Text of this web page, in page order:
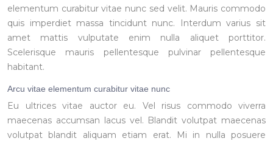
elementum curabitur vitae nunc sed velit. Mauris commodo
quis imperdiet massa tincidunt nunc. Interdum varius sit
amet mattis vulputate enim nulla aliquet porttitor.
Scelerisque mauris pellentesque pulvinar pellentesque
habitant.
Arcu vitae elementum curabitur vitae nunc
Eu ultrices vitae auctor eu. Vel risus commodo viverra
maecenas accumsan lacus vel. Blandit volutpat maecenas
volutpat blandit aliquam etiam erat. Mi in nulla posuere